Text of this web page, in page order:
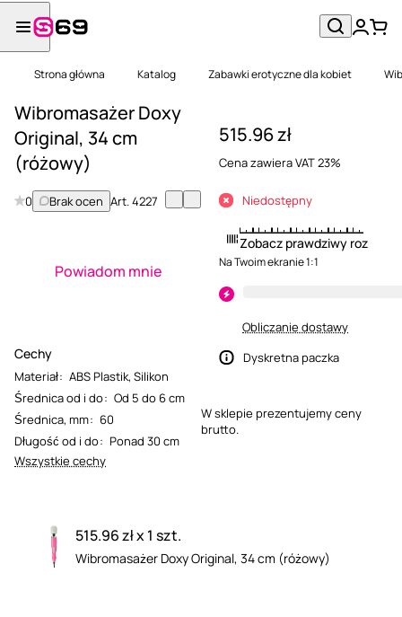
Strona główna Katalog Zabawki erotyczne dla kobiet
Wibromasażer Doxy
Original, 34 cm
(różowy)
0 Brak ocen Art.4227
Powiadom mnie
Cechy
Materiał: ABS Plastik, Silikon
Średnica od i do: Od 5 do 6 cm
Średnica, mm: 60
Długość od i do: Ponad 30 cm
Wszystkie cechy
515.96 zł
Cena zawiera VAT 23%
Niedostępny
Zobacz prawdziwy rozmiar
Na Twoim ekranie 1:1
Obliczanie dostawy
Dyskretna paczka
W sklepie prezentujemy ceny
brutto.
515.96 zł x 1 szt.
Wibromasażer Doxy Original, 34 cm (różowy)